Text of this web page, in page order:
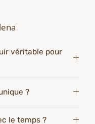
véritable pour
?
le temps ?